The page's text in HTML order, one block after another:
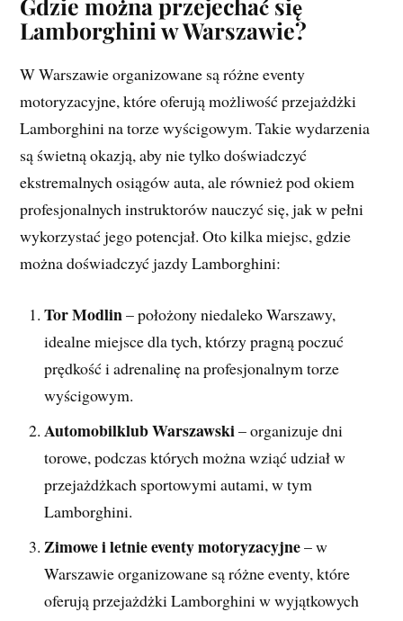
Lamborghini w Warszawie?
W Warszawie organizowane są różne eventy
motoryzacyjne, które oferują możliwość przejażdżki
Lamborghini na torze wyścigowym. Takie wydarzenia
są świetną okazją, aby nie tylko doświadczyć
ekstremalnych osiągów auta, ale również pod okiem
profesjonalnych instruktorów nauczyć się, jak w pełni
wykorzystać jego potencjał. Oto kilka miejsc, gdzie
można doświadczyć jazdy Lamborghini:
Tor Modlin– położony niedaleko Warszawy,
idealne miejsce dla tych, którzy pragną poczuć
prędkość i adrenalinę na profesjonalnym torze
wyścigowym.
Automobilklub Warszawski– organizuje dni
torowe, podczas których można wziąć udział w
przejażdżkach sportowymi autami, w tym
Lamborghini.
Zimowe i letnie eventy motoryzacyjne– w
Warszawie organizowane są różne eventy, które
oferują przejażdżki Lamborghini w wyjątkowych